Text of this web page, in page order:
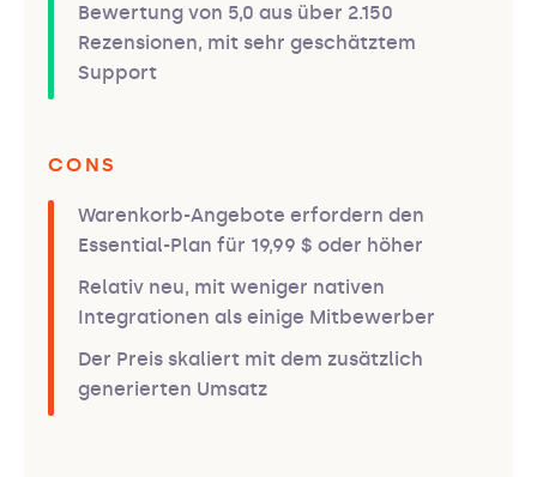
Bewertung von 5,0 aus über 2.150
Rezensionen, mit sehr geschätztem
Support
CONS
Warenkorb-Angebote erfordern den
Essential-Plan für 19,99 $ oder höher
Relativ neu, mit weniger nativen
Integrationen als einige Mitbewerber
Der Preis skaliert mit dem zusätzlich
generierten Umsatz